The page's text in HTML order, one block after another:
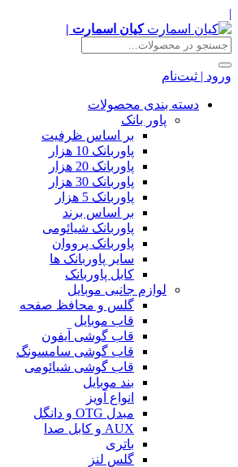
|
کیان اسمارت |
ورود | ثبت‌نام
دسته بندی محصولات
پاور بانک
بر اساس ظرفیت
پاوربانک 10 هزار
پاوربانک 20 هزار
پاوربانک 30 هزار
پاوربانک 5 هزار
بر اساس برند
پاوربانک شیائومی
پاوربانک پرووان
سایر پاوربانک ها
کابل پاوربانک
لوازم جانبی موبایل
گلس و محافظ صفحه
قاب موبایل
قاب گوشی آیفون
قاب گوشی سامسونگ
قاب گوشی شیائومی
بند موبایل
انواع آویز
مبدل OTG و دانگل
AUX و کابل صدا
باتری
گلس لنز